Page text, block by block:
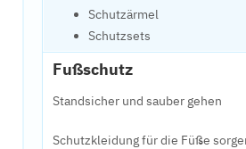
Schutzärmel
Schutzsets
Fußschutz
Standsicher und sauber gehen
Schutzkleidung für die Füße